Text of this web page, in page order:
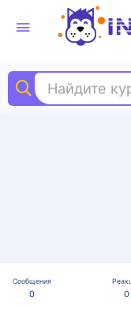
Сообщения
0 0